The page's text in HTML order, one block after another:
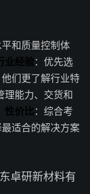
和质量控制体
业经验：优先选
们更了解行业特
理能力、交货和
性价比 ：综合考
适合的解决方案
卓研新材料有